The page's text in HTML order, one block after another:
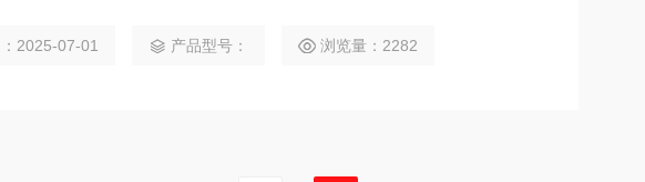
42/NL-52 2另外需要NX-42EX 3另外需要NX-42WR 4对于有可能产生有
2025-07-01 产品型号： 浏览量：2282